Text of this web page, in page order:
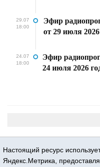
29.07
18:00
Эфир
от 29 июля 2026
24.07
18:00
Эфир
24 июля 2026
Настоящий ресурс
Яндекс.Метрика,